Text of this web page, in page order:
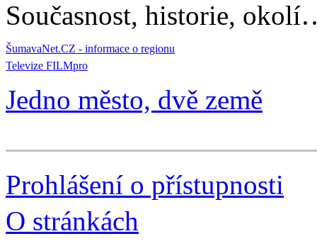
Současnost, historie,
ŠumavaNet.CZ - informace o regionu
Televize FILMpro
Jedno město, dvě země
Prohlášení o přístupnosti
O stránkách